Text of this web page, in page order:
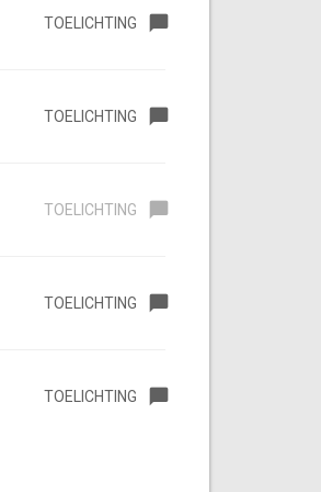
TOELICHTING
TOELICHTING
TOELICHTING
TOELICHTING
TOELICHTING